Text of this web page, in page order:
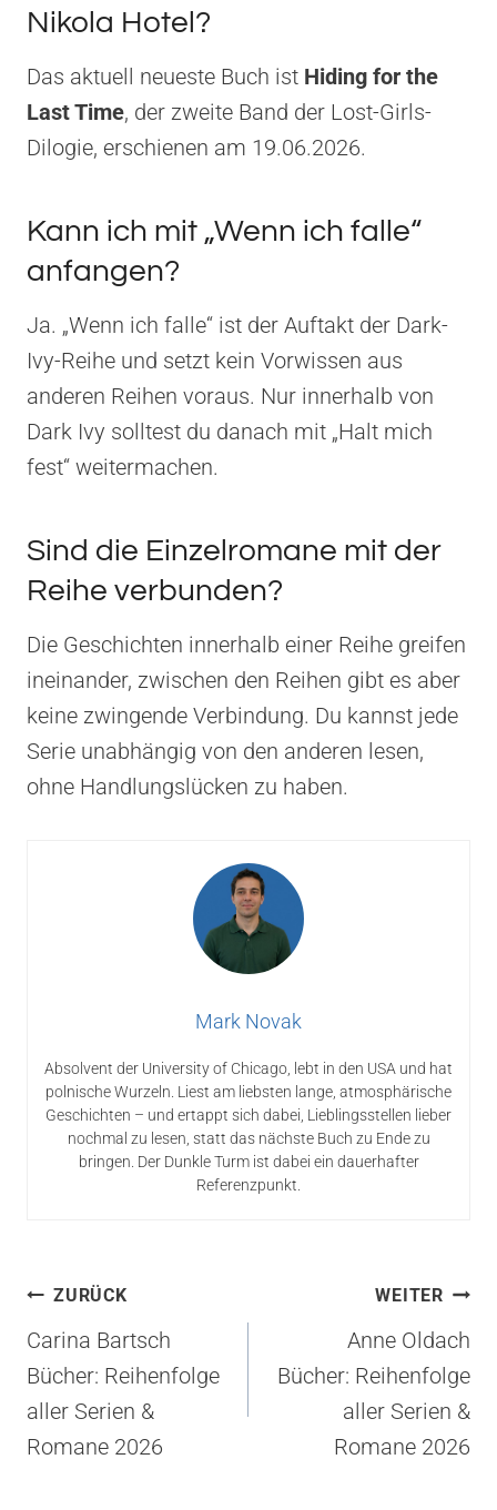
Nikola Hotel?
Das aktuell neueste Buch ist Hiding for the
Last Time, der zweite Band der Lost-Girls-
Dilogie, erschienen am 19.06.2026.
Kann ich mit „Wenn ich falle“
anfangen?
Ja. „Wenn ich falle“ ist der Auftakt der Dark-
Ivy-Reihe und setzt kein Vorwissen aus
anderen Reihen voraus. Nur innerhalb von
Dark Ivy solltest du danach mit „Halt mich
fest“ weitermachen.
Sind die Einzelromane mit der
Reihe verbunden?
Die Geschichten innerhalb einer Reihe greifen
ineinander, zwischen den Reihen gibt es aber
keine zwingende Verbindung. Du kannst jede
Serie unabhängig von den anderen lesen,
ohne Handlungslücken zu haben.
Mark Novak
Absolvent der University of Chicago, lebt in den USA und hat
polnische Wurzeln. Liest am liebsten lange, atmosphärische
Geschichten – und ertappt sich dabei, Lieblingsstellen lieber
nochmal zu lesen, statt das nächste Buch zu Ende zu
bringen. Der Dunkle Turm ist dabei ein dauerhafter
Referenzpunkt.
Beitragsnavigation
ZURÜCK
Carina Bartsch
Bücher: Reihenfolge
aller Serien &
Romane 2026
WEITER
Anne Oldach
Bücher: Reihenfolge
aller Serien &
Romane 2026